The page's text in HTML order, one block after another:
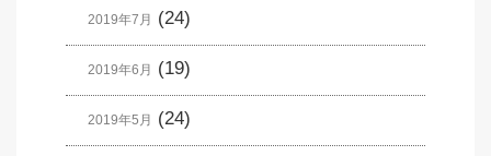
2019年7月 (24)
2019年6月 (19)
2019年5月 (24)